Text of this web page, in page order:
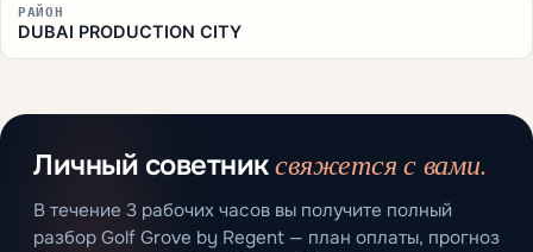
РАЙОН
DUBAI PRODUCTION CITY
Личный советниксвяжется с вами.
В течение 3 рабочих часов вы получите полный
разбор Golf Grove by Regent — план оплаты, прогноз